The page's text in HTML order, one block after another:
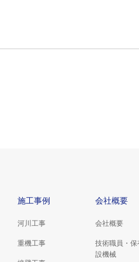
施工事例
河川工事
重機工事
会社概要
会社概要
技術職員・保
設機械